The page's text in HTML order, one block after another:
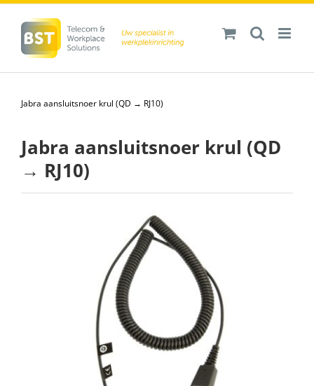
inhoud
Jabra aansluitsnoer krul (QD → RJ10)
Jabra aansluitsnoer krul (QD
→ RJ10)